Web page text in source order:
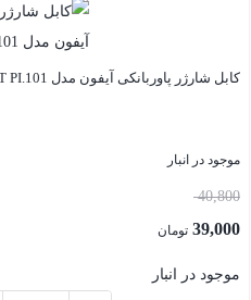
کابل شارژر پاوربانکی آیفون مدل P-NET PI.101
موجود در انبار
40,800 قیمت
اصلی:
بود.
39,000 تومان
موجود در انبار